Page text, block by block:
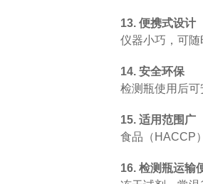
13. 便携式设计
仪器小巧，可
14. 安全环保
检测瓶使用后
15. 适用范围广
食品（ HACCP
16. 检测瓶运输